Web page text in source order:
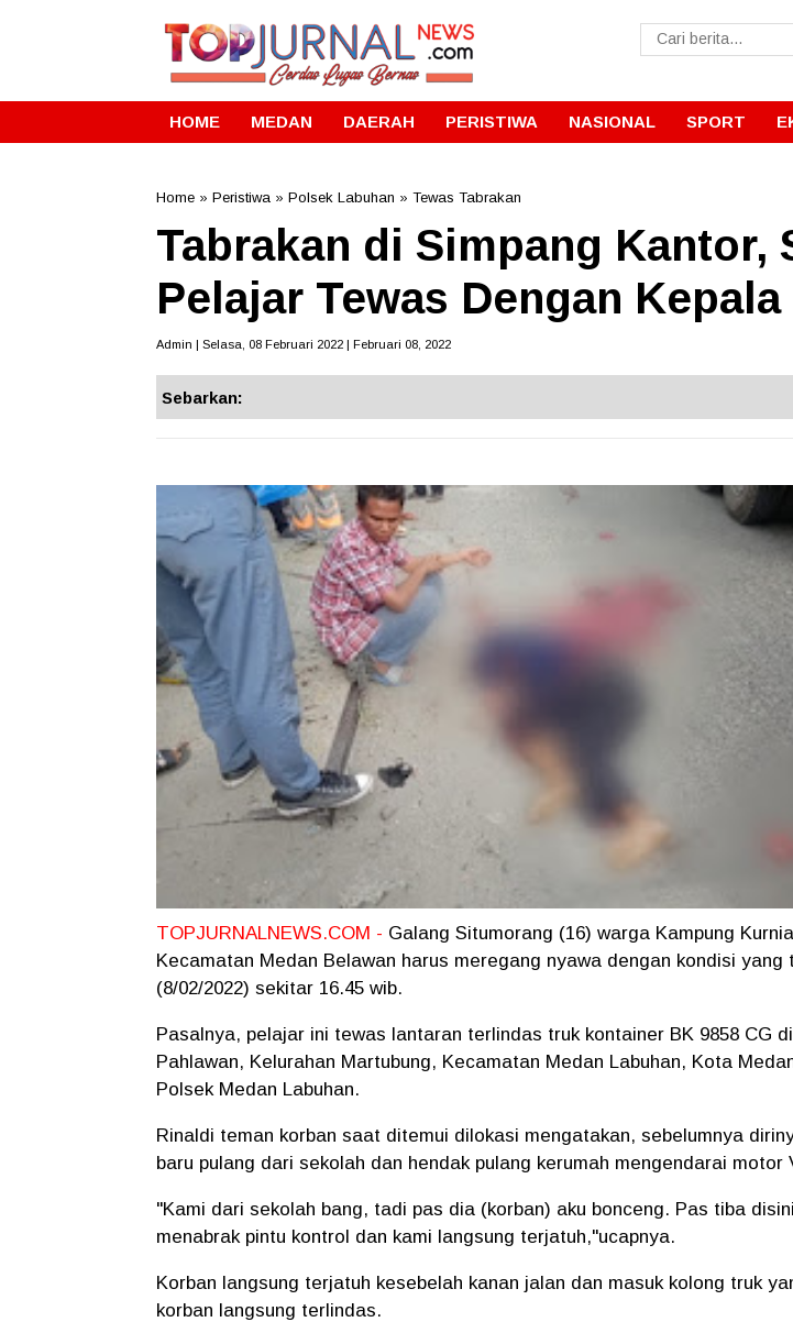
HOME MEDAN DAERAH PERISTIWA NASIONAL SPORT
Home » Peristiwa » Polsek Labuhan » Tewas Tabrakan
Tabrakan di Simpang Kantor,
Pelajar Tewas Dengan Kepala
Admin | Selasa, 08 Februari 2022 | Februari 08, 2022
Sebarkan:
TOPJURNALNEWS.COM - Galang Situmorang (16) warga Kampung
Kecamatan Medan Belawan harus meregang nyawa dengan kondisi yang
(8/02/2022) sekitar 16.45 wib.
Pasalnya, pelajar ini tewas lantaran terlindas truk kontainer BK 9858 CG
Pahlawan, Kelurahan Martubung, Kecamatan Medan Labuhan, Kota
Polsek Medan Labuhan.
Rinaldi teman korban saat ditemui dilokasi mengatakan, sebelumnya
baru pulang dari sekolah dan hendak pulang kerumah mengendarai motor
"Kami dari sekolah bang, tadi pas dia (korban) aku bonceng. Pas tiba
menabrak pintu kontrol dan kami langsung terjatuh,"ucapnya.
Korban langsung terjatuh kesebelah kanan jalan dan masuk kolong truk
korban langsung terlindas.